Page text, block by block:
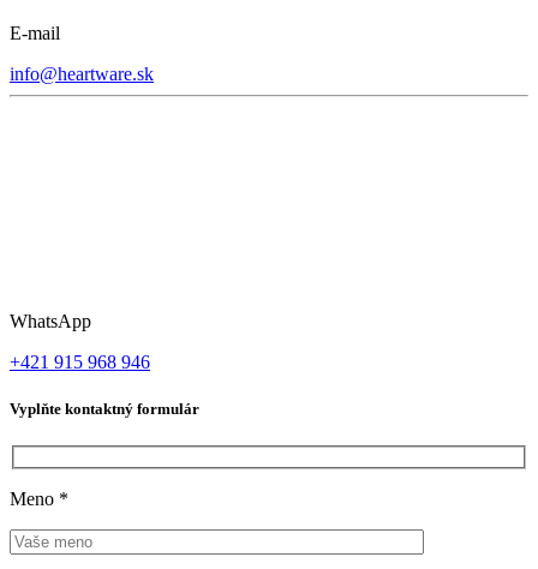
E-mail
info@heartware.sk
WhatsApp
+421 915 968 946
Vyplňte kontaktný formulár
Meno *